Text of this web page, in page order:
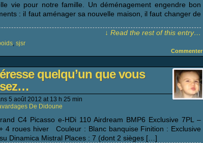
vie pour notre famille. Un déménagement engendre bon
: il faut aménager sa nouvelle maison, il faut changer de
↓ Read the rest of this entry…
, sjsr
Commenter
quelqu’un que vous
5 août 2012 at 13 h 25 min
De Didoune
C4 Picasso e-HDi 110 Airdream BMP6 Exclusive 7PL –
4 roues hiver Couleur : Blanc banquise Finition : Exclusive
Dinamica Mistral Places : 7 (dont 2 sièges […]